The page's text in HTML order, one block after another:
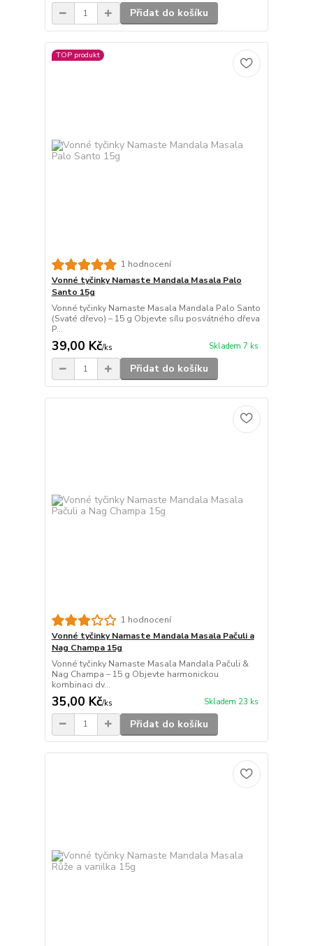
Přidat do košíku
TOP produkt
1 hodnocení
Vonné tyčinky Namaste Mandala Masala Palo
Santo 15g
Vonné tyčinky Namaste Masala Mandala Palo Santo
(Svaté dřevo) – 15 g Objevte sílu posvátného dřeva
P...
39,00 Kč/ks Skladem 7 ks
Přidat do košíku
1 hodnocení
Vonné tyčinky Namaste Mandala Masala Pačuli a
Nag Champa 15g
Vonné tyčinky Namaste Masala Mandala Pačuli &
Nag Champa – 15 g Objevte harmonickou
kombinaci dv...
35,00 Kč/ks Skladem 23 ks
Přidat do košíku